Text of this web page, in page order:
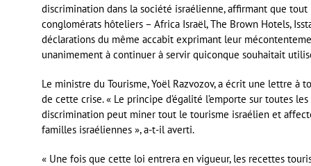
discrimination dans la société israélienne, affirmant que
conglomérats hôteliers – Africa Israël, The Brown Hotels,
déclarations du même accabit exprimant leur
unanimement à continuer à servir quiconque souhaitait
Le ministre du Tourisme, Yoël Razvozov, a écrit une lettre à
de cette crise. « Le principe d’égalité l’emporte sur toutes
discrimination peut miner tout le tourisme israélien et
familles israéliennes », a-t-il averti.
« Une fois que cette loi entrera en vigueur, les recettes